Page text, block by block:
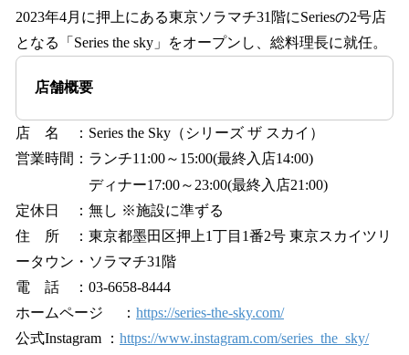
2023年4月に押上にある東京ソラマチ31階にSeriesの2号店
となる「Series the sky」をオープンし、総料理長に就任。
店舗概要
店 名 ：Series the Sky（シリーズ ザ スカイ）
営業時間：ランチ11:00～15:00(最終入店14:00)
ディナー17:00～23:00(最終入店21:00)
定休日 ：無し ※施設に準ずる
住 所 ：東京都墨田区押上1丁目1番2号 東京スカイツリ
ータウン・ソラマチ31階
電 話 ：03-6658-8444
ホームページ ： https://series-the-sky.com/
公式Instagram ： https://www.instagram.com/series_the_sky/